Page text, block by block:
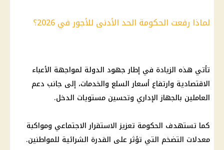
لماذا رفعت الحكومة الحد الأدنى للأجور في 2026؟
تأتي هذه الزيادة في إطار جهود الدولة لمواجهة الأعباء
الاقتصادية وارتفاع أسعار السلع والخدمات، إلى جانب دعم
العاملين بالجهاز الإداري وتحسين مستويات الدخل.
كما تستهدف الحكومة تعزيز الاستقرار الاجتماعي ومواكبة
معدلات التضخم التي تؤثر على القدرة الشرائية للمواطنين.